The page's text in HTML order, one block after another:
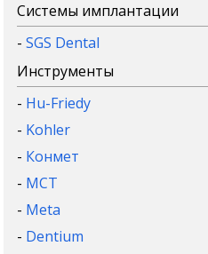
Системы имплантации
-SGS Dental
Инструменты
- Hu-Friedy
- Kohler
- Конмет
- MCT
- Meta
- Dentium